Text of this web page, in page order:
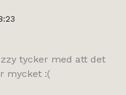
tycker med att det
mycket :(